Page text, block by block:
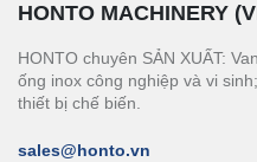
HONTO MACHINERY
HONTO chuyên SẢN XUẤT:
ống inox công nghiệp và vi
thiết bị chế biến.
sales@honto.vn